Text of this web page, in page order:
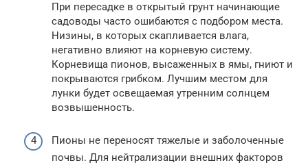
При пересадке в открытый грунт начинающие
садоводы часто ошибаются с подбором места.
Низины, в которых скапливается влага,
негативно влияют на корневую систему.
Корневища пионов, высаженных в ямы, гниют и
покрываются грибком. Лучшим местом для
лунки будет освещаемая утренним солнцем
возвышенность.
Пионы не переносят тяжелые и заболоченные
почвы. Для нейтрализации внешних факторов